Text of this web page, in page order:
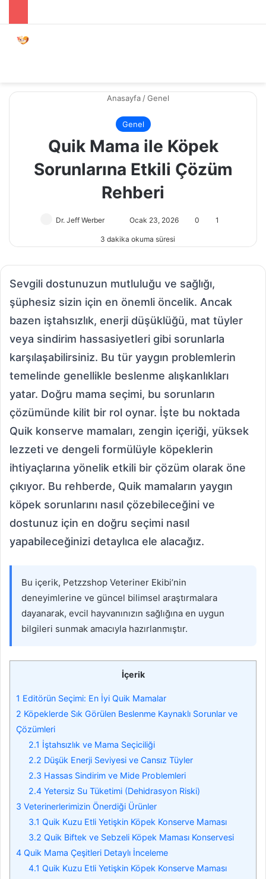
Anasayfa /Genel
Genel
Quik Mama ile Köpek
Sorunlarına Etkili Çözüm
Rehberi
Dr. Jeff Werber
posta
Ocak 23, 2026 0 1
3 dakika okuma süresi
Sevgili dostunuzun mutluluğu ve sağlığı,
şüphesiz sizin için en önemli öncelik. Ancak
bazen iştahsızlık, enerji düşüklüğü, mat tüyler
veya sindirim hassasiyetleri gibi sorunlarla
karşılaşabilirsiniz. Bu tür yaygın problemlerin
temelinde genellikle beslenme alışkanlıkları
yatar. Doğru mama seçimi, bu sorunların
çözümünde kilit bir rol oynar. İşte bu noktada
Quik konserve mamaları, zengin içeriği, yüksek
lezzeti ve dengeli formülüyle köpeklerin
ihtiyaçlarına yönelik etkili bir çözüm olarak öne
çıkıyor. Bu rehberde, Quik mamaların yaygın
köpek sorunlarını nasıl çözebileceğini ve
dostunuz için en doğru seçimi nasıl
yapabileceğinizi detaylıca ele alacağız.
Bu içerik, Petzzshop Veteriner Ekibi’nin
deneyimlerine ve güncel bilimsel araştırmalara
dayanarak, evcil hayvanınızın sağlığına en uygun
bilgileri sunmak amacıyla hazırlanmıştır.
İçerik
1 Editörün Seçimi: En İyi Quik Mamalar
2 Köpeklerde Sık Görülen Beslenme Kaynaklı Sorunlar ve
Çözümleri
2.1 İştahsızlık ve Mama Seçiciliği
2.2 Düşük Enerji Seviyesi ve Cansız Tüyler
2.3 Hassas Sindirim ve Mide Problemleri
2.4 Yetersiz Su Tüketimi (Dehidrasyon Riski)
3 Veterinerlerimizin Önerdiği Ürünler
3.1 Quik Kuzu Etli Yetişkin Köpek Konserve Maması
3.2 Quik Biftek ve Sebzeli Köpek Maması Konservesi
4 Quik Mama Çeşitleri Detaylı İnceleme
4.1 Quik Kuzu Etli Yetişkin Köpek Konserve Maması